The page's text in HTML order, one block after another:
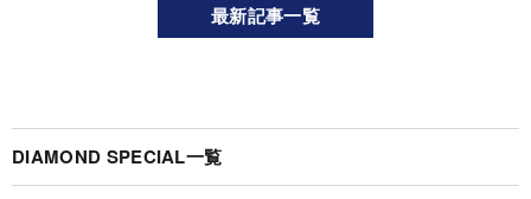
最新記事一覧
DIAMOND SPECIAL一覧